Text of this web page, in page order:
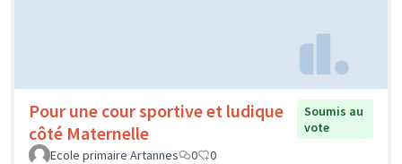
Pour une cour sportive et ludique
côté Maternelle
Soumis au
vote
Ecole primaire Artannes
0 0